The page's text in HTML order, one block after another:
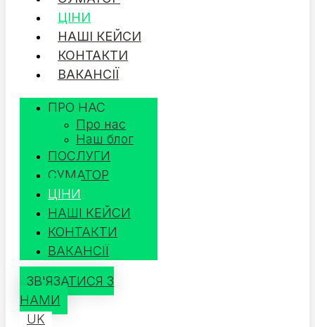
ЦІНИ
НАШІ КЕЙСИ
КОНТАКТИ
ВАКАНСІЇ
ПРО НАС
Про нас
Наш блог
ПОСЛУГИ
СУМАТОР
ЦІНИ
НАШІ КЕЙСИ
КОНТАКТИ
ВАКАНСІЇ
ЗВ'ЯЗАТИСЯ З
НАМИ
UK